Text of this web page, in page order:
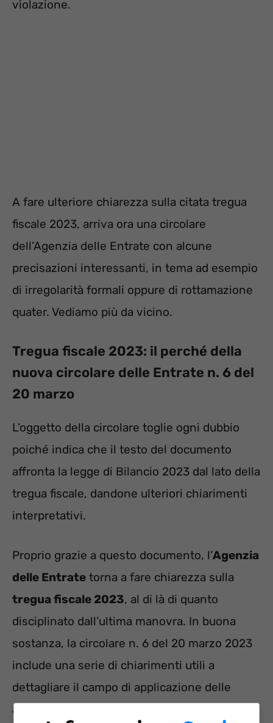
violazione.
A fare ulteriore chiarezza sulla citata tregua
fiscale 2023, arriva ora una circolare
dell’Agenzia delle Entrate con alcune
precisazioni interessanti, in tema ad esempio
di irregolarità formali oppure di rottamazione
quater. Vediamo più da vicino.
Tregua fiscale 2023: il perché della
nuova circolare delle Entrate n. 6 del
20 marzo
L’oggetto della circolare toglie ogni dubbio
poiché indica che il testo del documento
affronta la legge di Bilancio 2023 dal lato della
tregua fiscale, dandone ulteriori chiarimenti
interpretativi.
Proprio grazie a questo documento, l’Agenzia
delle Entrate torna a fare chiarezza sulla
tregua fiscale 2023, al di là di quanto
disciplinato dall’ultima manovra. In buona
sostanza, la circolare n. 6 del 20 marzo 2023
include una serie di chiarimenti utili a
dettagliare il campo di applicazione delle
agevolazioni per il contribuente, dalla